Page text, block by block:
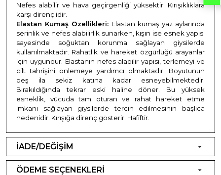
Nefes alabilir ve hava geçirgenliği yüksektir. Kırışıklıklara
karşı dirençlidir.
Elastan Kumaş Özellikleri: Elastan kumaş yaz aylarında
serinlik ve nefes alabilirlik sunarken, kışın ise esnek yapısı
sayesinde soğuktan korunma sağlayan giysilerde
kullanılmaktadır. Rahatlık ve hareket özgürlüğü arayanlar
için uygundur. Elastanın nefes alabilir yapısı, terlemeyi ve
cilt tahrişini önlemeye yardımcı olmaktadır. Boyutunun
beş ila sekiz katına kadar esneyebilmektedir.
Bırakıldığında tekrar eski haline döner. Bu yüksek
esneklik, vücuda tam oturan ve rahat hareket etme
imkanı sağlayan giysilerde tercih edilmesinin başlıca
nedenidir. Kırışığa direnç gösterir. Hafiftir.
İADE/DEĞİŞİM
ÖDEME SEÇENEKLERİ